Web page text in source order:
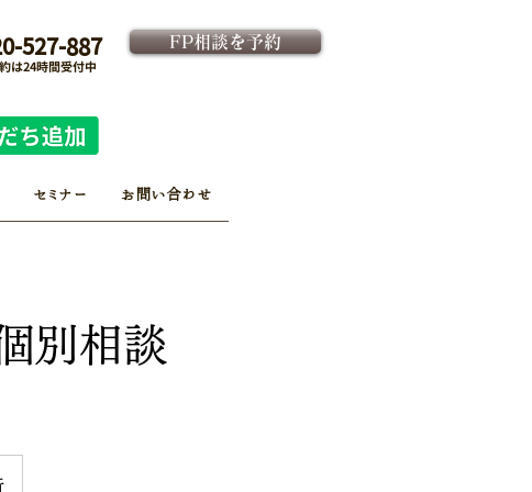
527-887
は24時間受付中
FP相談を予約
セミナー お問い合わせ
別相談